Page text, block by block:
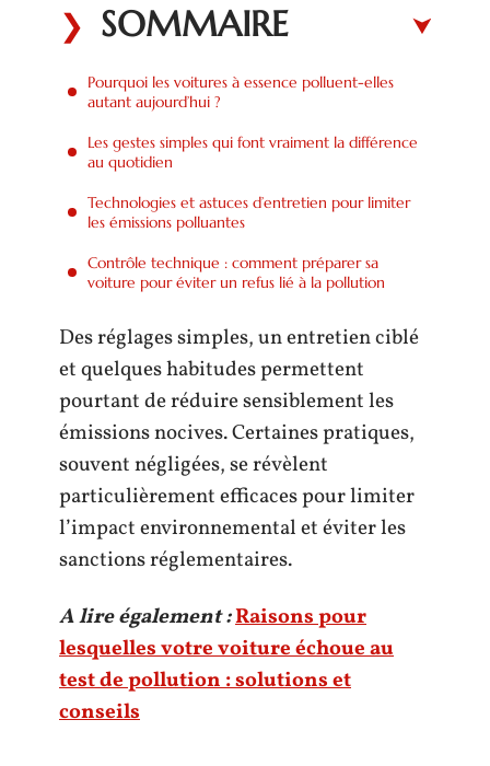
SOMMAIRE
Pourquoi les voitures à essence polluent-elles
autant aujourd’hui ?
Les gestes simples qui font vraiment la différence
au quotidien
Technologies et astuces d’entretien pour limiter
les émissions polluantes
Contrôle technique : comment préparer sa
voiture pour éviter un refus lié à la pollution
Des réglages simples, un entretien ciblé
et quelques habitudes permettent
pourtant de réduire sensiblement les
émissions nocives. Certaines pratiques,
souvent négligées, se révèlent
particulièrement efficaces pour limiter
l’impact environnemental et éviter les
sanctions réglementaires.
A lire également :Raisons pour
lesquelles votre voiture échoue au
test de pollution : solutions et
conseils